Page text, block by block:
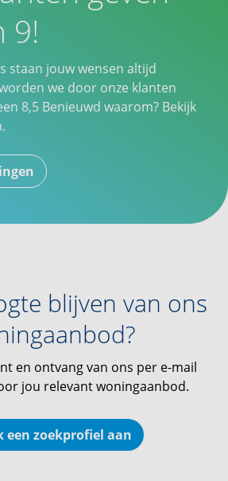
9!
staan jouw wensen altijd
we door onze klanten
8,5 Benieuwd waarom? Bekijk
blijven van ons
en ontvang van ons per e-mail
jou relevant woningaanbod.
een zoekprofiel aan